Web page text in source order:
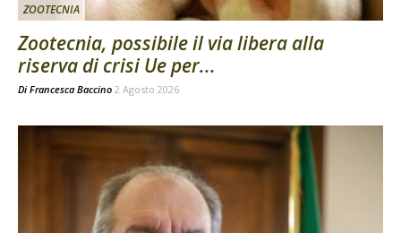
ZOOTECNIA
Zootecnia, possibile il via libera alla
riserva di crisi Ue per...
Di Francesca Baccino 2 Agosto 2026